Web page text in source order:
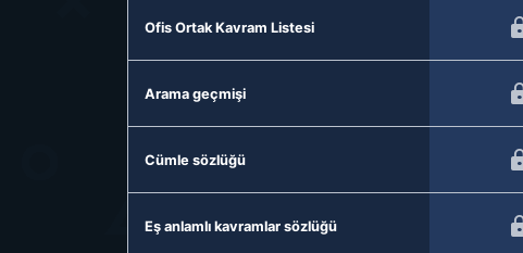
Ofis Ortak Kavram Listesi
Arama geçmişi
Cümle sözlüğü
Eş anlamlı kavramlar sözlüğü